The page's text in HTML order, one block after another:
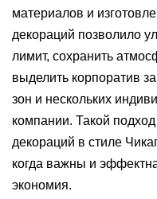
материалов и
декораций позволило
лимит, сохранить
выделить корпоратив
зон и нескольких
компании. Такой
декораций в стиле
когда важны и
экономия.